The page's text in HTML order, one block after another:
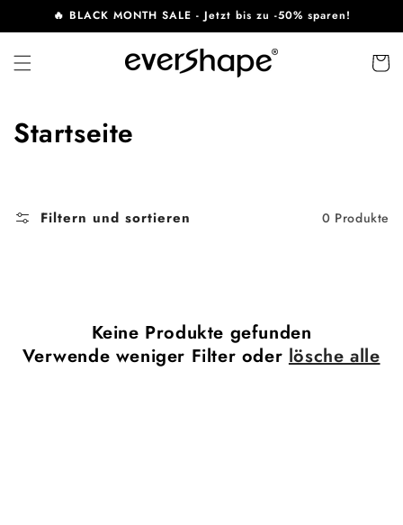
Inhalt
🔥 BLACK MONTH SALE - Jetzt bis zu -50% sparen!
K
t
r
Startseite
Filtern und sortieren 0 Produkte
Keine Produkte gefunden
Verwende weniger Filter oderlösche alle